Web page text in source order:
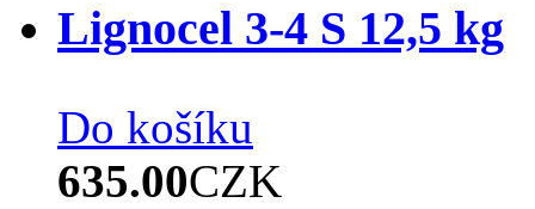
Lignocel 3-4 S 12,5 kg
Do košíku
635.00CZK